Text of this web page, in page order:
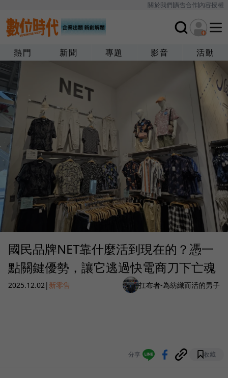
關於我們廣告合作內容授權
熱門 新聞 專題 影音 活動
國民品牌NET靠什麼活到現在的？憑一
點關鍵優勢，讓它逃過快電商刀下亡魂
2025.12.02 | 新零售 扛布者-為紡織而活的男子
分享 收藏